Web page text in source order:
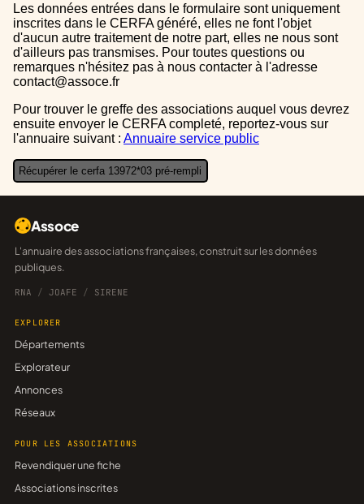
Les données entrées dans le formulaire sont uniquement
inscrites dans le CERFA généré, elles ne font l'objet
d'aucun autre traitement de notre part, elles ne nous sont
d'ailleurs pas transmises. Pour toutes questions ou
remarques n'hésitez pas à nous contacter à l'adresse
contact@assoce.fr
Pour trouver le greffe des associations auquel vous devrez
ensuite envoyer le CERFA completé, reportez-vous sur
l'annuaire suivant : Annuaire service public
Récupérer le cerfa 13972*03 pré-rempli
Assoce
L'annuaire des associations françaises, construit sur les données
publiques.
RNA / JOAFE / SIRENE
EXPLORER
Départements
Explorateur
Annonces
Réseaux
POUR LES ASSOCIATIONS
Revendiquer une fiche
Associations inscrites